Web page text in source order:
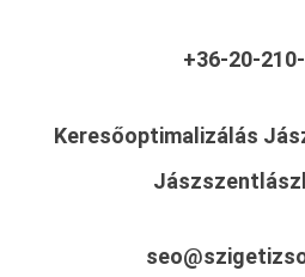
+36-20-
Keresőoptimalizálás